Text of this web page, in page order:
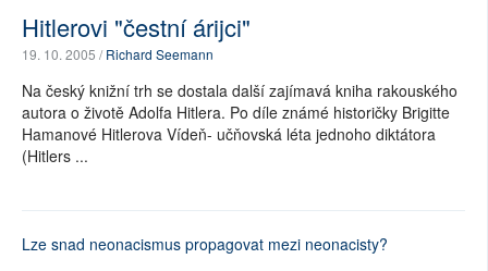
Hitlerovi "čestní árijci"
19. 10. 2005 /Richard Seemann
Na český knižní trh se dostala další zajímavá kniha rakouského
autora o životě Adolfa Hitlera. Po díle známé historičky Brigitte
Hamanové Hitlerova Vídeň- učňovská léta jednoho diktátora
(Hitlers ...
Lze snad neonacismus propagovat mezi neonacisty?